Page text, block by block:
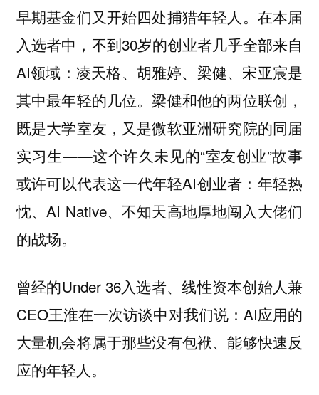
早期基金们又开始四处捕猎年轻人。在本届
入选者中，不到30岁的创业者几乎全部来自
AI领域：凌天格、胡雅婷、梁健、宋亚宸是
其中最年轻的几位。梁健和他的两位联创，
既是大学室友，又是微软亚洲研究院的同届
实习生——这个许久未见的“室友创业”故事
或许可以代表这一代年轻AI创业者：年轻热
忱、AI Native、不知天高地厚地闯入大佬们
的战场。
曾经的Under 36入选者、线性资本创始人兼
CEO王淮在一次访谈中对我们说：AI应用的
大量机会将属于那些没有包袱、能够快速反
应的年轻人。